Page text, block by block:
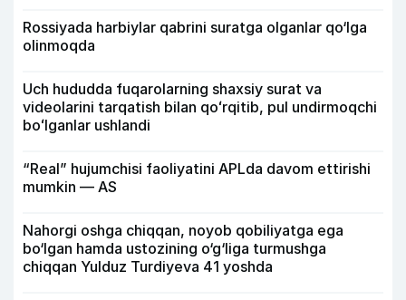
Rossiyada harbiylar qabrini suratga olganlar qo‘lga
olinmoqda
Uch hududda fuqarolarning shaxsiy surat va
videolarini tarqatish bilan qoʻrqitib, pul undirmoqchi
boʻlganlar ushlandi
“Real” hujumchisi faoliyatini APLda davom ettirishi
mumkin — AS
Nahorgi oshga chiqqan, noyob qobiliyatga ega
bo‘lgan hamda ustozining o‘g‘liga turmushga
chiqqan Yulduz Turdiyeva 41 yoshda